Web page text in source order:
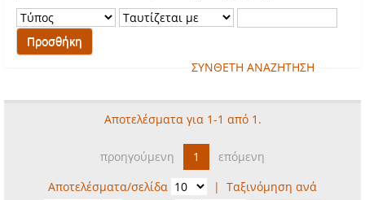
ΣΥΝΘΕΤΗ ΑΝΑΖΗΤΗΣΗ
Αποτελέσματα για 1-1 από 1.
προηγούμενη 1
επόμενη
Αποτελέσματα/σελίδα
| Ταξινόμηση ανά